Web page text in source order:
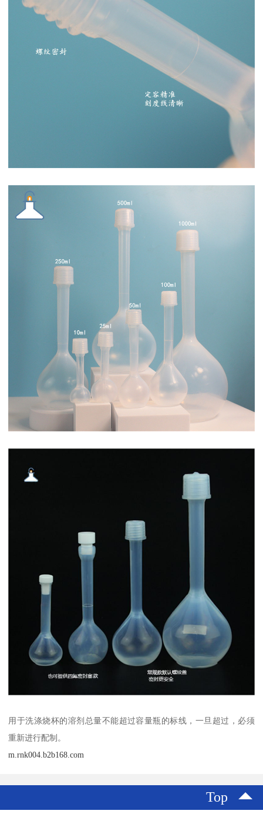
用于洗涤烧杯的溶剂总量不能超过容量瓶的标线，一旦超过，必须
重新进行配制。
m.rnk004.b2b168.com
Top